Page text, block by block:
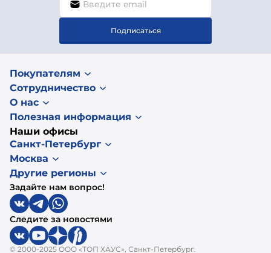
Подписаться
Покупателям
Сотрудничество
О нас
Полезная информация
Наши офисы
Санкт-Петербург
Москва
Другие регионы
Задайте нам вопрос!
Следите за новостями
© 2000-2025 ООО «ТОП ХАУС», Санкт-Петербург.